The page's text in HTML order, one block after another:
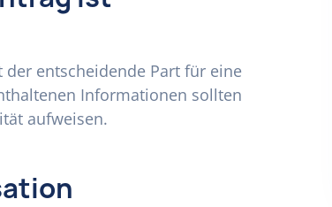
der entscheidende Part für eine
Informationen sollten
aufweisen.